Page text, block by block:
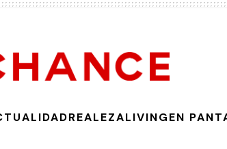
REALEZALIVINGEN